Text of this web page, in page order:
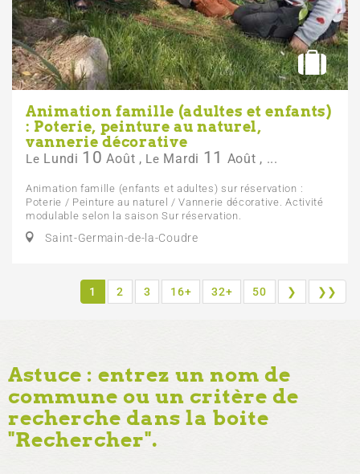
Animation famille (adultes et enfants)
: Poterie, peinture au naturel,
vannerie décorative
Le Lundi 10 Août , Le Mardi 11 Août , ...
Animation famille (enfants et adultes) sur réservation :
Poterie / Peinture au naturel / Vannerie décorative. Activité
modulable selon la saison Sur réservation.
Saint-Germain-de-la-Coudre
1 2 3 16+ 32+ 50 ❯ ❯❯
Astuce : entrez un nom de
commune ou un critère de
recherche dans la boite
"Rechercher".